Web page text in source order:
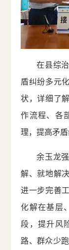
在县综
盾纠纷多元
状，详细了
作流程、各
理，提高矛
余玉龙
解、就地解
进一步完善
化解在基层
段，提升风
路、群众少